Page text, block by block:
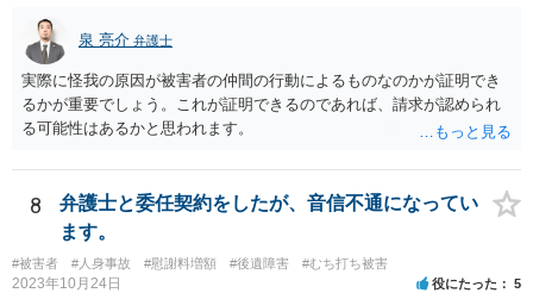
泉 亮介 弁護士
実際に怪我の原因が被害者の仲間の行動によるものなのかが証明でき
るかが重要でしょう。これが証明できるのであれば、請求が認められ
る可能性はあるかと思われます。
8
弁護士と委任契約をしたが、音信不通になってい
ます。
#被害者 #人身事故 #慰謝料増額 #後遺障害 #むち打ち被害
2023年10月24日 役にたった 5